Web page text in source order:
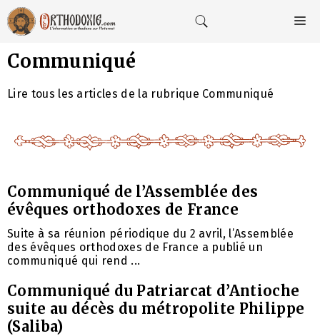
Aller
au
contenu
Communiqué
Lire tous les articles de la rubrique Communiqué
Communiqué de l’Assemblée des
évêques orthodoxes de France
Suite à sa réunion périodique du 2 avril, l’Assemblée
des évêques orthodoxes de France a publié un
communiqué qui rend ...
Communiqué du Patriarcat d’Antioche
suite au décès du métropolite Philippe
(Saliba)